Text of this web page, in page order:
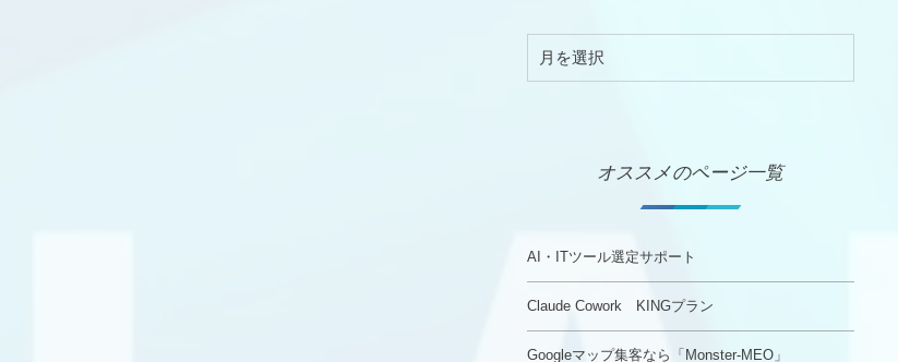
オススメのページ一覧
AI・ITツール選定サポート
Claude Cowork KINGプラン
Googleマップ集客なら「Monster-MEO」